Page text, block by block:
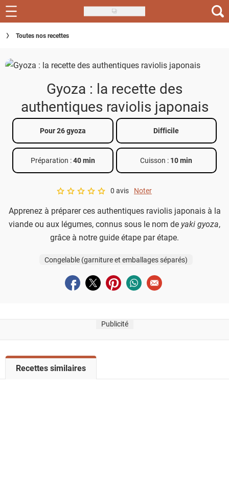
Skip
to
main
Recettes
Inspirations
Menu de la semaine
Actus
Téléchargez l'app Saveurs Recettes
Index des recettes
Toutes nos recettes
Gyoza : la recette des
authentiques raviolis japonais
Pour 26 gyoza Difficile
Préparation :40 min Cuisson : 10 min
A star rating of 0 out of 5.
0 avis Noter
Apprenez à préparer ces authentiques raviolis japonais à la
viande ou aux légumes, connus sous le nom de yaki gyoza,
grâce à notre guide étape par étape.
Congelable (garniture et emballages séparés)
Partager sur facebook
Partager sur twitter
Partager sur pinterest
Partager sur whatsapp
Envoyer à un ami
Publicité
o
Recettes similaires